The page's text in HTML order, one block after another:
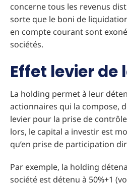
concerne tous les revenus
sorte que le boni de
en compte courant sont
sociétés.
Effet levier de
La holding permet à leur
actionnaires qui la compose,
levier pour la prise de
lors, le capital a investir est
qu’en prise de participation
Par exemple, la holding
société est détenu à 50%+1